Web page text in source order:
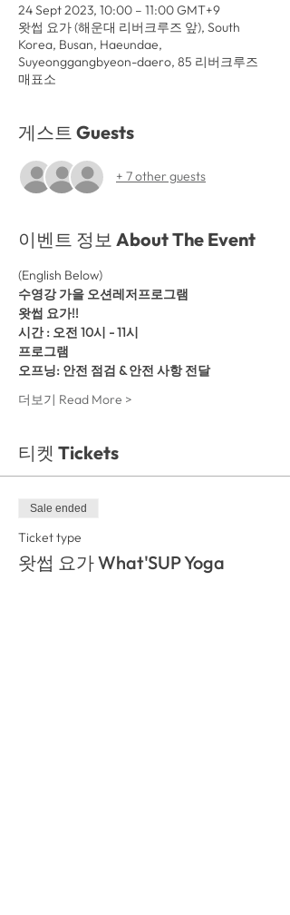
24 Sept 2023, 10:00 – 11:00 GMT+9
왓썹 요가 (해운대 리버크루즈 앞), South
Korea, Busan, Haeundae,
Suyeonggangbyeon-daero, 85 리버크루즈
매표소
게스트 Guests
+ 7 other guests
이벤트 정보 About The Event
(English Below)
수영강 가을 오션레저프로그램
왓썹 요가!!
시간 : 오전 10시 - 11시
프로그램
오프닝: 안전 점검 & 안전 사항 전달
더보기 Read More >
티켓 Tickets
Sale ended
Ticket type
왓썹 요가 What'SUP Yoga